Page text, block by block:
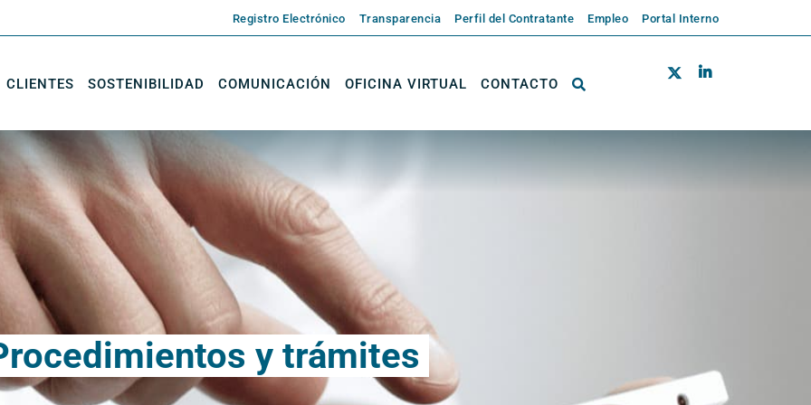
Registro Electrónico Transparencia Perfil del Contratante Empleo Portal Interno
CLIENTES SOSTENIBILIDAD COMUNICACIÓN OFICINA VIRTUAL CONTACTO
y trámites